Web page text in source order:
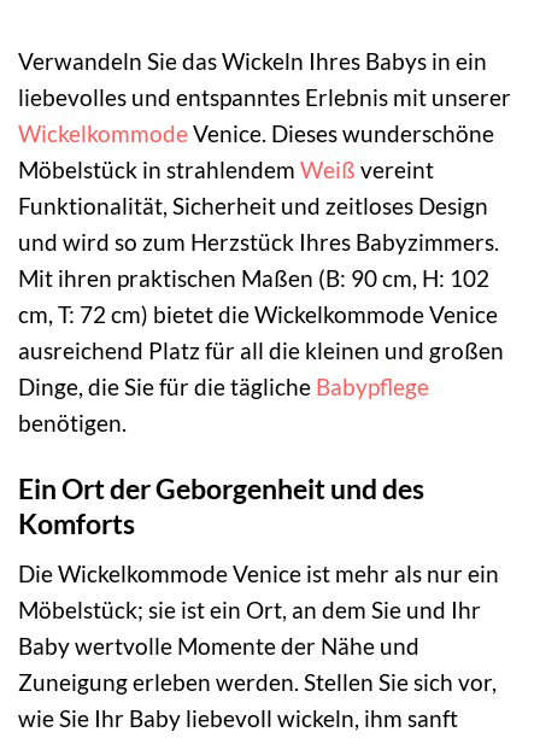
Verwandeln Sie das Wickeln Ihres Babys in ein
liebevolles und entspanntes Erlebnis mit unserer
WickelkommodeVenice. Dieses wunderschöne
Möbelstück in strahlendem Weiß vereint
Funktionalität, Sicherheit und zeitloses Design
und wird so zum Herzstück Ihres Babyzimmers.
Mit ihren praktischen Maßen (B: 90 cm, H: 102
cm, T: 72 cm) bietet die Wickelkommode Venice
ausreichend Platz für all die kleinen und großen
Dinge, die Sie für die tägliche Babypflege
benötigen.
Ein Ort der Geborgenheit und des
Komforts
Die Wickelkommode Venice ist mehr als nur ein
Möbelstück; sie ist ein Ort, an dem Sie und Ihr
Baby wertvolle Momente der Nähe und
Zuneigung erleben werden. Stellen Sie sich vor,
wie Sie Ihr Baby liebevoll wickeln, ihm sanft